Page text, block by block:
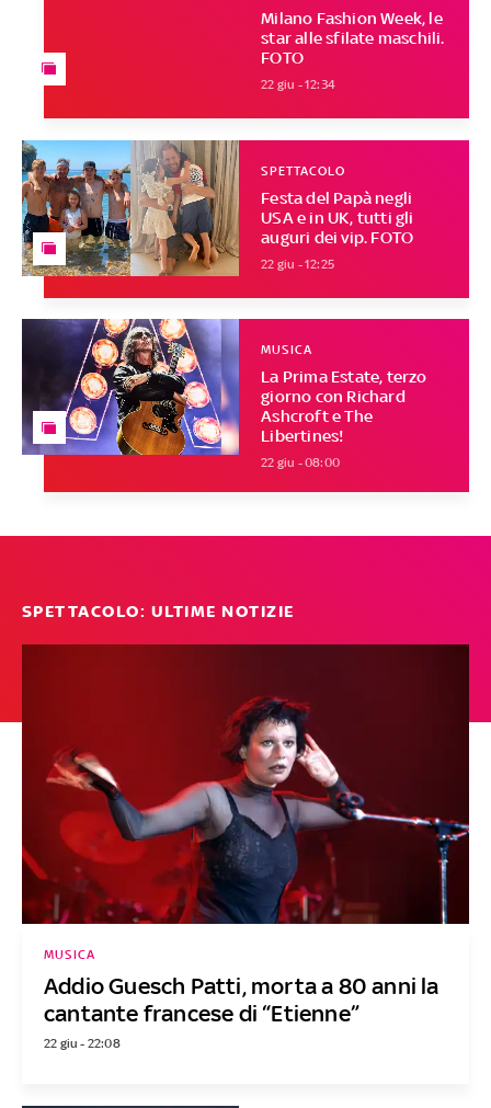
Milano Fashion Week, le
star alle sfilate maschili.
FOTO
22 giu - 12:34
Festa del Papà negli
USA e in UK, tutti gli
auguri dei vip. FOTO
SPETTACOLO
22 giu - 12:25
La Prima Estate, terzo
giorno con Richard
Ashcroft e The
Libertines!
MUSICA
22 giu - 08:00
SPETTACOLO: ULTIME NOTIZIE
Addio Guesch Patti, morta a 80 anni la
cantante francese di “Etienne”
MUSICA
22 giu - 22:08